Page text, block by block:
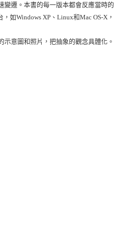
變遷。本書的每一版本都會反應當時的
如Windows XP、Linux和Mac OS-X，
意圖和照片，把抽象的觀念具體化。